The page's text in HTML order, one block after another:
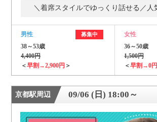
男性 募集中
38～53歳
4,400円
＜早割→2,900円 ＞
女性
36～50歳
1,500円
＜早割→0円
京都駅周辺 09/06 (日) 18:00～